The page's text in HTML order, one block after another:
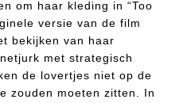
om haar kleding in “Too
versie van de film
bekijken van haar
met strategisch
de lovertjes niet op de
zouden moeten zitten. In